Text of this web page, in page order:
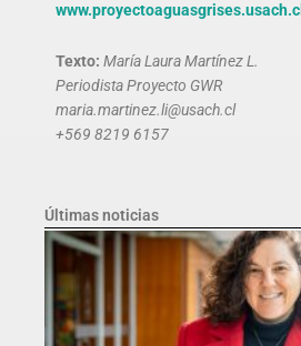
www.proyectoaguasgrises.usach.cl
Texto: María Laura Martínez L.
Periodista Proyecto GWR
maria.martinez.li@usach.cl
+569 8219 6157
Últimas noticias